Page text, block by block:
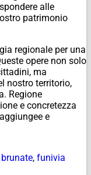
alle
patrimonio
regionale per una
opere non solo
ma
nostro territorio,
Regione
e concretezza
e
, funivia